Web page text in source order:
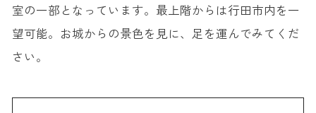
室の一部となっています。最上階からは行田市内を一
望可能。お城からの景色を見に、足を運んでみてくだ
さい。